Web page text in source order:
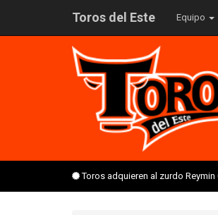
Toros del Este Equipo
Toros adquieren al zurdo